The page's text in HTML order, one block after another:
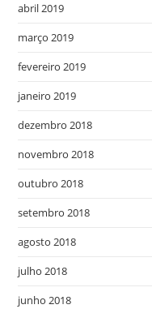
abril 2019
março 2019
fevereiro 2019
janeiro 2019
dezembro 2018
novembro 2018
outubro 2018
setembro 2018
agosto 2018
julho 2018
junho 2018